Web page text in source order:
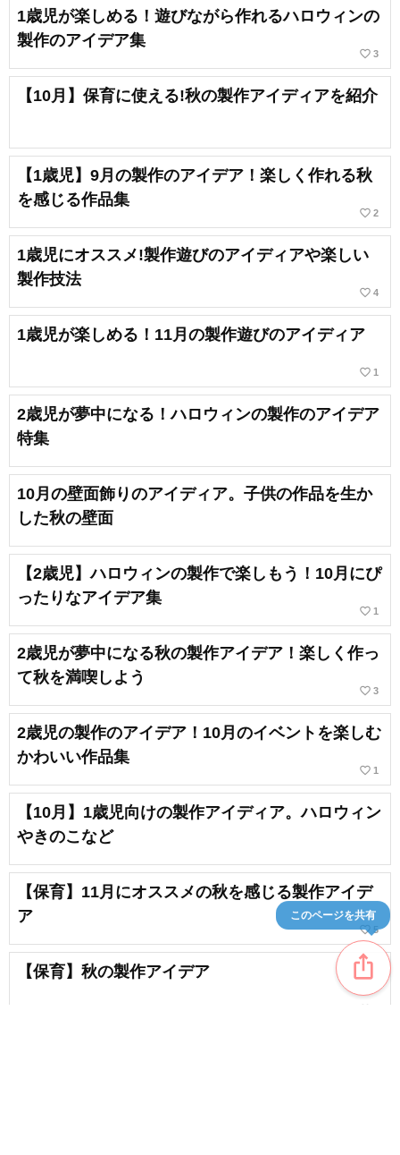
1歳児が楽しめる！遊びながら作れるハロウィンの
製作のアイデア集
favorite_border 3
【10月】保育に使える!秋の製作アイディアを紹介
【1歳児】9月の製作のアイデア！楽しく作れる秋
を感じる作品集
favorite_border 2
1歳児にオススメ!製作遊びのアイディアや楽しい
製作技法
favorite_border 4
1歳児が楽しめる！11月の製作遊びのアイディア
favorite_border 1
2歳児が夢中になる！ハロウィンの製作のアイデア
特集
10月の壁面飾りのアイディア。子供の作品を生か
した秋の壁面
【2歳児】ハロウィンの製作で楽しもう！10月にぴ
ったりなアイデア集
favorite_border 1
2歳児が夢中になる秋の製作アイデア！楽しく作っ
て秋を満喫しよう
favorite_border 3
2歳児の製作のアイデア！10月のイベントを楽しむ
かわいい作品集
favorite_border 1
【10月】1歳児向けの製作アイディア。ハロウィン
やきのこなど
【保育】11月にオススメの秋を感じる製作アイデ
ア
favorite_border 5
【保育】秋の製作アイデア ios_share
このページを共有